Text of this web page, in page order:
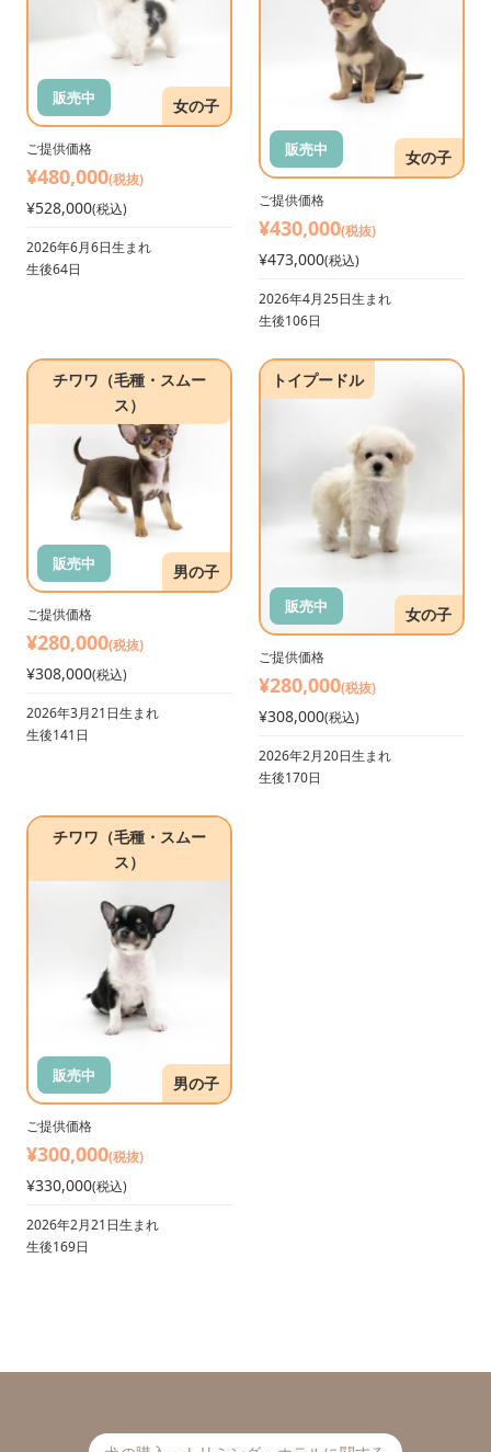
販売中 女の子
ご提供価格
¥480,000(税抜)
¥528,000(税込)
2026年6月6日生まれ
生後64日
販売中 女の子
ご提供価格
¥430,000(税抜)
¥473,000(税込)
2026年4月25日生まれ
生後106日
チワワ（毛種・スムー
ス）
販売中 男の子
ご提供価格
¥280,000(税抜)
¥308,000(税込)
2026年3月21日生まれ
生後141日
トイプードル
販売中 女の子
ご提供価格
¥280,000(税抜)
¥308,000(税込)
2026年2月20日生まれ
生後170日
チワワ（毛種・スムー
ス）
販売中 男の子
ご提供価格
¥300,000(税抜)
¥330,000(税込)
2026年2月21日生まれ
生後169日